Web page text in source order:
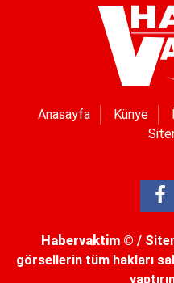
Anasayfa Künye
Habervaktim © /
görsellerin tüm hakları